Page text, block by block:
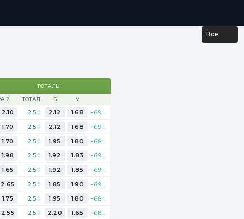
Все
ТОТАЛЫ
2 ТОТАЛ Б М
2.10 2.5 2.12 1.68
1.70 2.5 2.12 1.68
1.70 2.5 1.95 1.80
1.98 2.5 1.92 1.83
1.65 2.5 1.92 1.85
2.65 2.5 1.85 1.90
1.75 2.5 1.95 1.80
2.55 2.5 2.20 1.65